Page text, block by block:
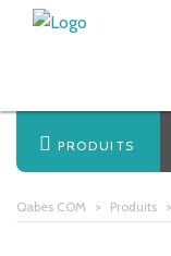
PRODUITS
Qabes COM > Produits >